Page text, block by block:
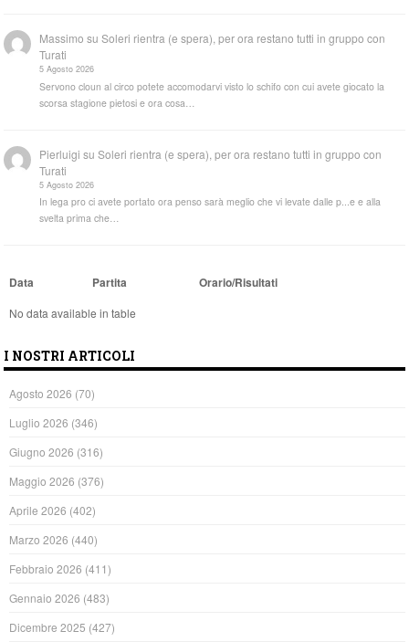
Massimo suSoleri rientra (e spera), per ora restano tutti in gruppo con
Turati
5 Agosto 2026
Servono cloun al circo potete accomodarvi visto lo schifo con cui avete giocato la
scorsa stagione pietosi e ora cosa…
Pierluigi suSoleri rientra (e spera), per ora restano tutti in gruppo con
Turati
5 Agosto 2026
In lega pro ci avete portato ora penso sarà meglio che vi levate dalle p...e e alla
svelta prima che…
Data Partita Orario/Risultati
No data available in table
I NOSTRI ARTICOLI
Agosto 2026 (70)
Luglio 2026 (346)
Giugno 2026 (316)
Maggio 2026 (376)
Aprile 2026 (402)
Marzo 2026 (440)
Febbraio 2026 (411)
Gennaio 2026 (483)
Dicembre 2025 (427)